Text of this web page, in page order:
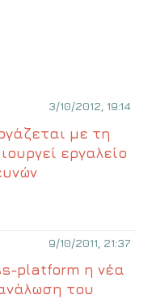
3/10/2012, 19:14
με τη
εργαλείο
9/10/2011, 21:37
platform η νέα
του